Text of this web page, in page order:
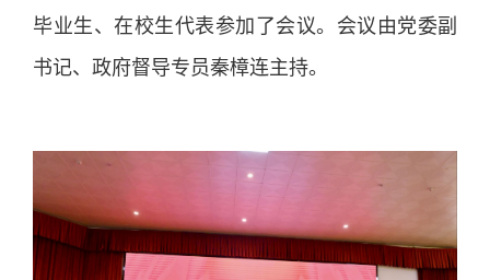
毕业生、在校生代表参加了会议。会议由党委副
书记、政府督导专员秦樟连主持。